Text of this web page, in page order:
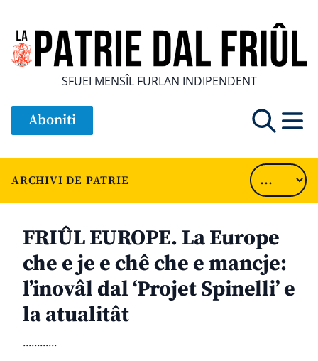
SFUEI MENSÎL FURLAN INDIPENDENT
Aboniti
ARCHIVI DE PATRIE
FRIÛL EUROPE. La Europe
che e je e chê che e mancje:
l’inovâl dal ‘Projet Spinelli’ e
la atualitât
............